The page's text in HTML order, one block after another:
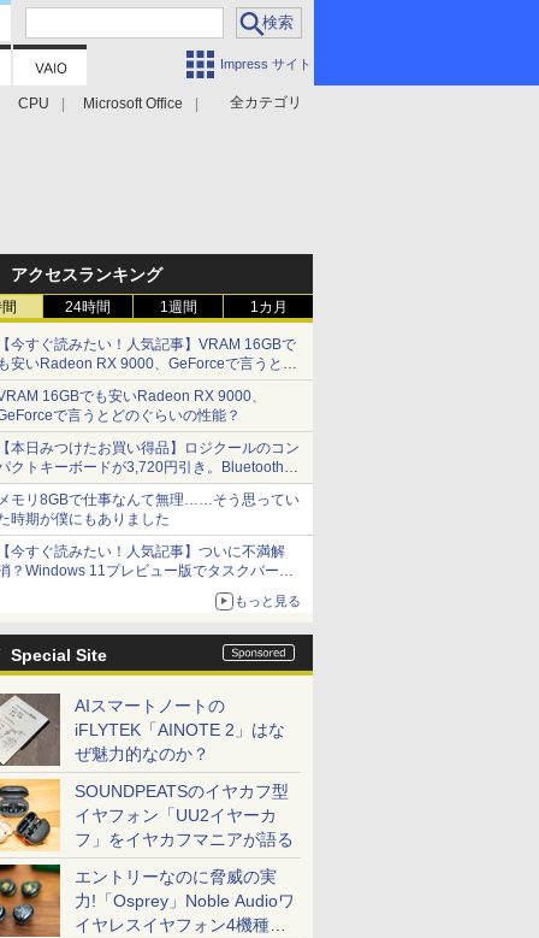
Impress サイト
全カテゴリ
CPU Microsoft Office
アクセスランキング
24時間 1週間 1カ月
今すぐ読みたい！人気記事】VRAM 16GBで
安いRadeon RX 9000、GeForceで言うとど
ぐらいの性能？ - PC Watch
16GBでも安いRadeon RX 9000、
で言うとどのぐらいの性能？
本日みつけたお買い得品】ロジクールのコン
クトキーボードが3,720円引き。Bluetoothで3
接続対応
モリ8GBで仕事なんて無理……そう思ってい
時期が僕にもありました
今すぐ読みたい！人気記事】ついに不満解
？Windows 11プレビュー版でタスクバーの
もっと見る
Special Site
AIスマートノートの
iFLYTEK「AINOTE 2」はな
ぜ魅力的なのか？
SOUNDPEATSのイヤカフ型
イヤフォン「UU2イヤーカ
フ」をイヤカフマニアが語る
エントリーなのに脅威の実
力!「Osprey」Noble Audioワ
イヤレスイヤフォン4機種を